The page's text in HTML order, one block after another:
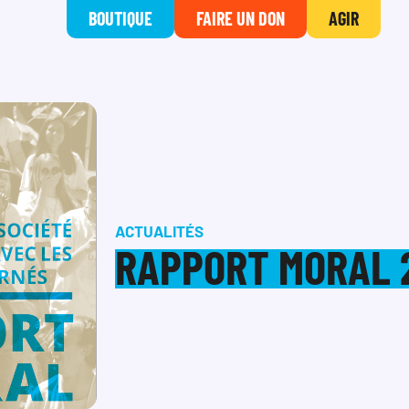
BOUTIQUE FAIRE UN DON AGIR
ACTUALITÉS
RAPPORT